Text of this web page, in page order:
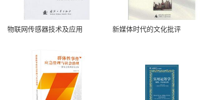
物联网传感器技术及应用 新媒体时代的文化批评